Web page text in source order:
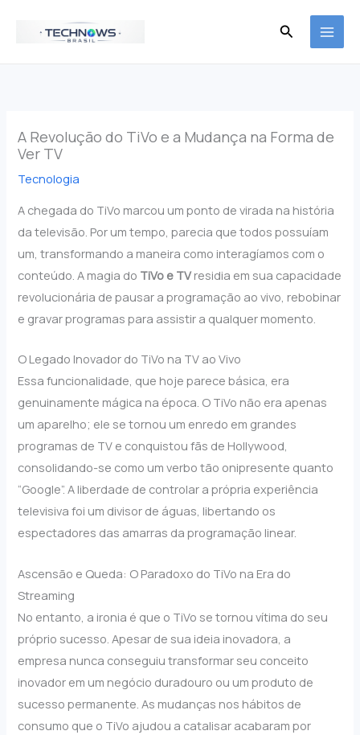
Pesquisar
A Revolução do TiVo e a Mudança na Forma de
Ver TV
Tecnologia
A chegada do TiVo marcou um ponto de virada na história
da televisão. Por um tempo, parecia que todos possuíam
um, transformando a maneira como interagíamos com o
conteúdo. A magia do TiVo e TVresidia em sua capacidade
revolucionária de pausar a programação ao vivo, rebobinar
e gravar programas para assistir a qualquer momento.
O Legado Inovador do TiVo na TV ao Vivo
Essa funcionalidade, que hoje parece básica, era
genuinamente mágica na época. O TiVo não era apenas
um aparelho; ele se tornou um enredo em grandes
programas de TV e conquistou fãs de Hollywood,
consolidando-se como um verbo tão onipresente quanto
“Google”. A liberdade de controlar a própria experiência
televisiva foi um divisor de águas, libertando os
espectadores das amarras da programação linear.
Ascensão e Queda: O Paradoxo do TiVo na Era do
Streaming
No entanto, a ironia é que o TiVo se tornou vítima do seu
próprio sucesso. Apesar de sua ideia inovadora, a
empresa nunca conseguiu transformar seu conceito
inovador em um negócio duradouro ou um produto de
sucesso permanente. As mudanças nos hábitos de
consumo que o TiVo ajudou a catalisar acabaram por